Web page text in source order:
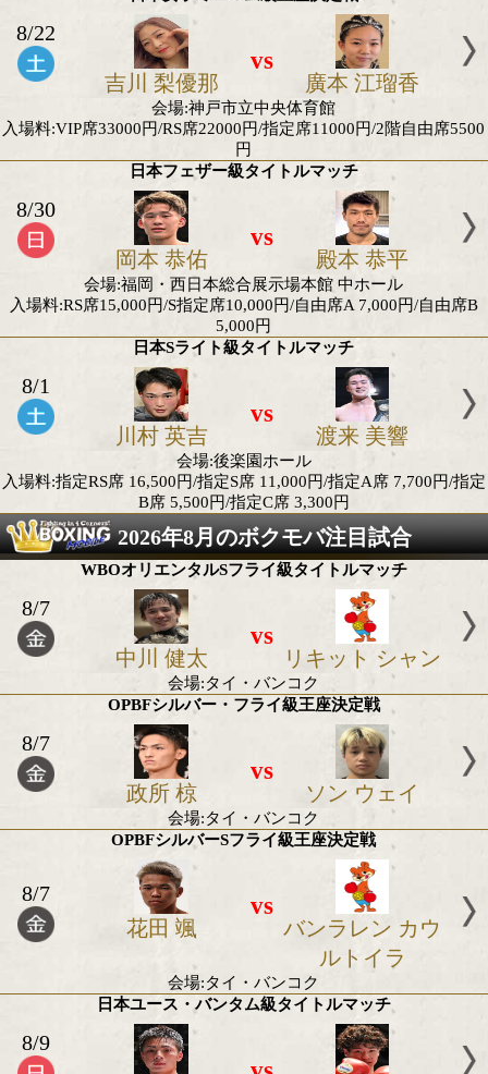
日本Lフライ級タイトルマッチ
亀山 大輝
vs
大橋 波
会場:後楽園ホール
入場料:RS席 33,000円/S席 22,000円/A席 11,000円/B席
立ち見席6,600円(50枚予定)
日本ミドル級タイトルマッチ&WBO-AP同級王座
8/16
竹迫 司登
vs
川渕 一
会場:後楽園ホール
入場料:RS席 33,000円/S席 22,000円/A席 11,000円/B席
立ち見席6,600円(50枚予定)
日本女子ミニマム級王座決定戦
8/22
吉川 梨優那
vs
廣本 江瑠
会場:神戸市立中央体育館
入場料:VIP席33000円/RS席22000円/指定席11000円/2
円
日本フェザー級タイトルマッチ
8/30
岡本 恭佑 殿本 恭
会場:福岡・西日本総合展示場本館 中ホール
入場料:RS席15,000円/S指定席10,000円/自由席A
日本Sライト級タイトルマッチ
8/1
川村 英吉
vs
渡来 美
会場:後楽園ホール
入場料:指定RS席 16,500円/指定S席 11,000円/指定A席